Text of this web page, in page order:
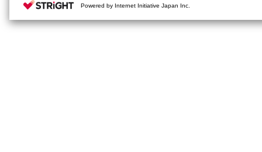
Powered by Internet Initiative Japan Inc.